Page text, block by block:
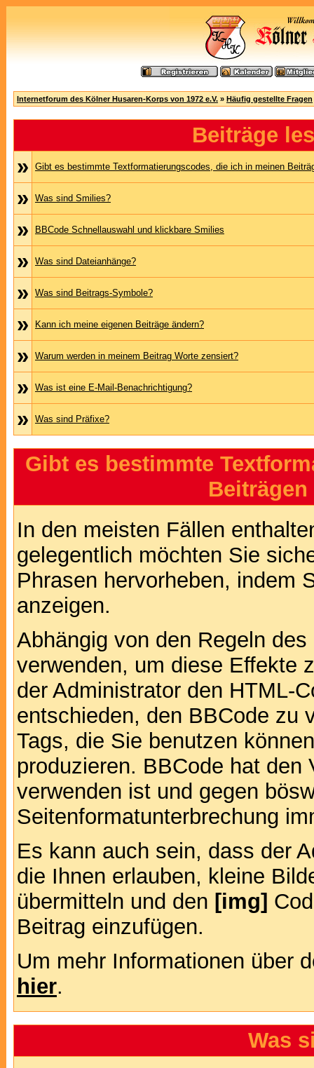
Internetforum des Kölner Husaren-Korps von 1972 e.V. » Häufig gestellte Fragen
Beiträge
»
Gibt es bestimmte Textformatierungscodes, die ich in meinen
» Was sind Smilies?
» BBCode Schnellauswahl und klickbare Smilies
» Was sind Dateianhänge?
» Was sind Beitrags-Symbole?
» Kann ich meine eigenen Beiträge ändern?
» Warum werden in meinem Beitrag Worte zensiert?
» Was ist eine E-Mail-Benachrichtigung?
» Was sind Präfixe?
Gibt es bestimmte
In den meisten Fällen
gelegentlich möchten Sie
Phrasen hervorheben, indem
anzeigen.
Abhängig von den Regeln
verwenden, um diese Effekte
der Administrator den HTML-
entschieden, den BBCode zu
Tags, die Sie benutzen
produzieren. BBCode hat
verwenden ist und gegen
Seitenformatunterbrechung
Es kann auch sein, dass der
die Ihnen erlauben, kleine
übermitteln und den [img]
Beitrag einzufügen.
Um mehr Informationen über
hier.
Was